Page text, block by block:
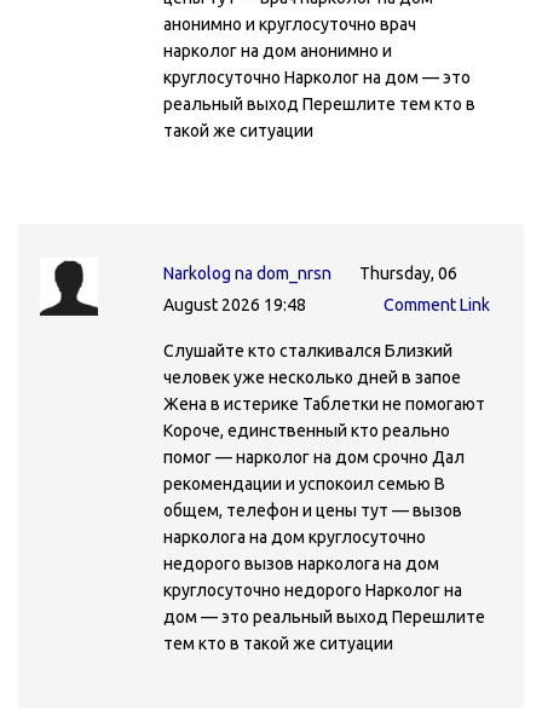
анонимно и круглосуточно врач
нарколог на дом анонимно и
круглосуточно Нарколог на дом — это
реальный выход Перешлите тем кто в
такой же ситуации
Narkolog na dom_nrsn
Thursday, 06
August 2026 19:48
Comment Link
Слушайте кто сталкивался Близкий
человек уже несколько дней в запое
Жена в истерике Таблетки не помогают
Короче, единственный кто реально
помог — нарколог на дом срочно Дал
рекомендации и успокоил семью В
общем, телефон и цены тут — вызов
нарколога на дом круглосуточно
недорого вызов нарколога на дом
круглосуточно недорого Нарколог на
дом — это реальный выход Перешлите
тем кто в такой же ситуации